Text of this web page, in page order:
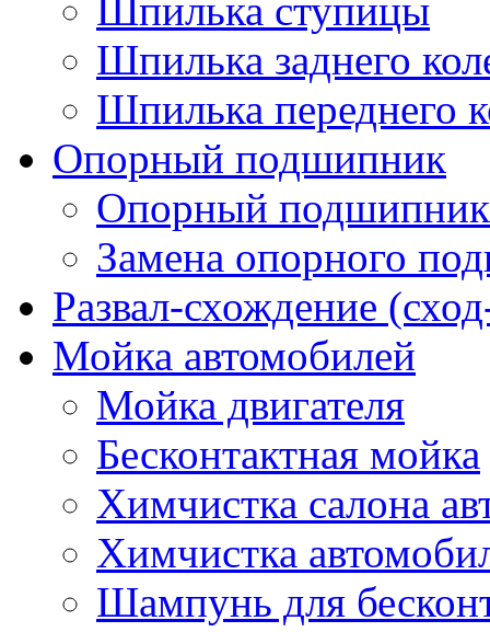
Шпилька ступицы
Шпилька заднего
Шпилька переднего
Опорный подшипник
Опорный подшипник
Замена опорного
Развал-схождение
Мойка автомобилей
Мойка двигателя
Бесконтактная мойка
Химчистка салона
Химчистка
Шампунь для